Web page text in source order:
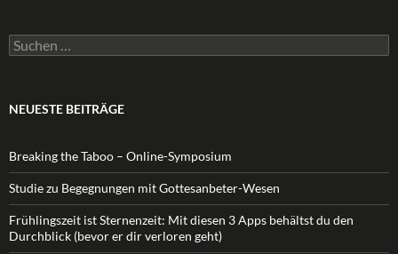
Suchen
nach:
NEUESTE BEITRÄGE
Breaking the Taboo – Online-Symposium
Studie zu Begegnungen mit Gottesanbeter-Wesen
Frühlingszeit ist Sternenzeit: Mit diesen 3 Apps behältst du den
Durchblick (bevor er dir verloren geht)